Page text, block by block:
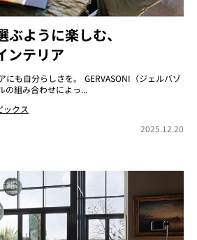
ように楽しむ、
ンテリア
にも自分らしさを。 GERVASONI（ジェルバゾ
の組み合わせによっ...
ックス
2025.12.20